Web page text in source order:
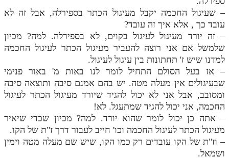
תלמוד עשר הספירות חלק יד
תלמוד עשר הספירות חלק טו
תלמוד עשר הספירות חלק טז
בית שער הכוונות
אודות האתר
אודות האתר
בעל הסולם
אתר הבית
– שעיגול החכמה יקבל מעיגול הכתר בספירלה, אבל זה לא
עובד כך , אלא איך זה עובד?
– זה יורד מעיגול לעיגול בקוים, לא בספירלה. למה? מכיון
שלמשל אם אני רוצה להעביר מעיגול הכתר לעיגול החכמה
למדנו שיש ז' תחתונות בין עיגול לעיגול.
– אז בעל הסולם התחיל לומר לנו באות מ' באור פנימי
שבעיגולים אין מעלה מטה. יש בהם אמנם סיבה ותוצאה סיבה
ומסובב, אבל אני לא יכול להגיד שיורד מעיגול הכתר לעיגול
החכמה, אני יכול להגיד שמתעגל. לא!
– אתה כן יכול לומר שהוא יורד. למה? מכיון שכדי שיאיר
מעיגול הכתר לעיגול החכמה וכו' חייב לעבור דרך ז"ת של הקו.
– וז"ת של הקו עובדים רק כמו הקו, שיש שם מעלה מטה וימין
ושמאל.